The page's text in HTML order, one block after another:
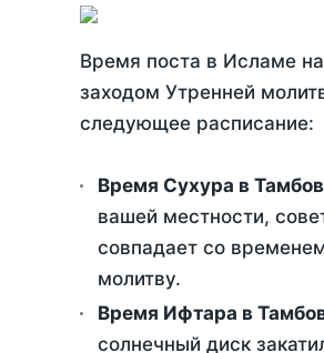
Время поста в Исламе
заходом Утренней
следующее расписание:
Время Сухура в
вашей местности,
совпадает со
молитву.
Время Ифтара в
солнечный диск